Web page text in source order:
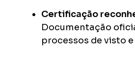
Certificação
Documentação
processos de visto